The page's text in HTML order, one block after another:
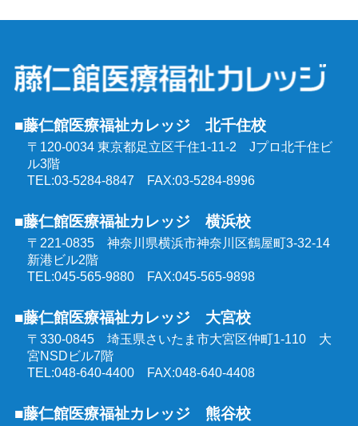
介護予防運動指導員養成講座
行動援護従業者養成研修
強度行動障害支援者養成研修
同行援護従業者養成研修
喀痰吸引等研修
医療的ケア教員講習会
埼玉県委託 公共職業訓練
群馬県委託 公共職業訓練
東京都委託 公共職業訓練
社会福祉士受験対策講座（通学コース）
精神保健福祉士受験対策講座（通学コース）
介護福祉士受験対策講座（オンラインコース）
ケアマネジャー受験対策講座（オンラインコース）
社会福祉士受験対策講座（オンラインコース）
精神保健福祉士受験対策講座（オンラインコース）
■藤仁館医療福祉カレッジ 北千住校
〒120-0034 東京都足立区千住1-11-2 Jプロ北千住ビ
ル3階
TEL:03-5284-8847 FAX:03-5284-8996
■藤仁館医療福祉カレッジ 横浜校
〒221-0835 神奈川県横浜市神奈川区鶴屋町3-32-14
新港ビル2階
TEL:045-565-9880 FAX:045-565-9898
■藤仁館医療福祉カレッジ 大宮校
〒330-0845 埼玉県さいたま市大宮区仲町1-110 大
宮NSDビル7階
TEL:048-640-4400 FAX:048-640-4408
■藤仁館医療福祉カレッジ 熊谷校